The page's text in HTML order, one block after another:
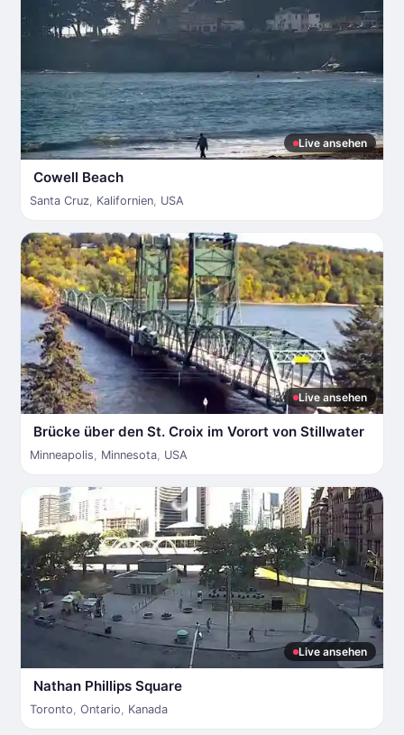
Live ansehen
Cowell Beach
Santa Cruz, Kalifornien, USA
Live ansehen
Brücke über den St. Croix im Vorort von Stillwater
Minneapolis, Minnesota, USA
Live ansehen
Nathan Phillips Square
Toronto, Ontario, Kanada